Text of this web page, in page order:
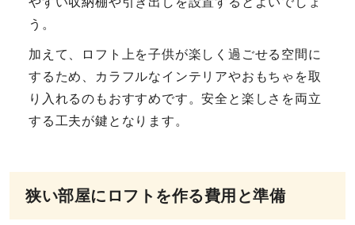
う。
加えて、ロフト上を子供が楽しく過ごせる空間に
するため、カラフルなインテリアやおもちゃを取
り入れるのもおすすめです。安全と楽しさを両立
する工夫が鍵となります。
狭い部屋にロフトを作る費用と準備